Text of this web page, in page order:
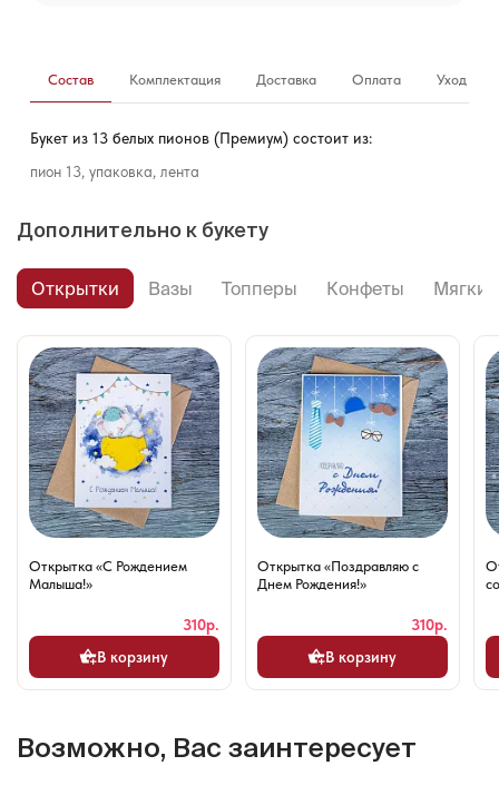
Состав Комплектация Доставка Оплата Уход за
Букет из 13 белых пионов (Премиум) состоит из:
пион 13, упаковка, лента
Дополнительно к букету
Открытки Вазы Топперы Конфеты
Открытка «С Рождением
Малыша!»
310р.
В корзину
Открытка «Поздравляю с
Днем Рождения!»
310р.
В корзину
Возможно, Вас заинтересует